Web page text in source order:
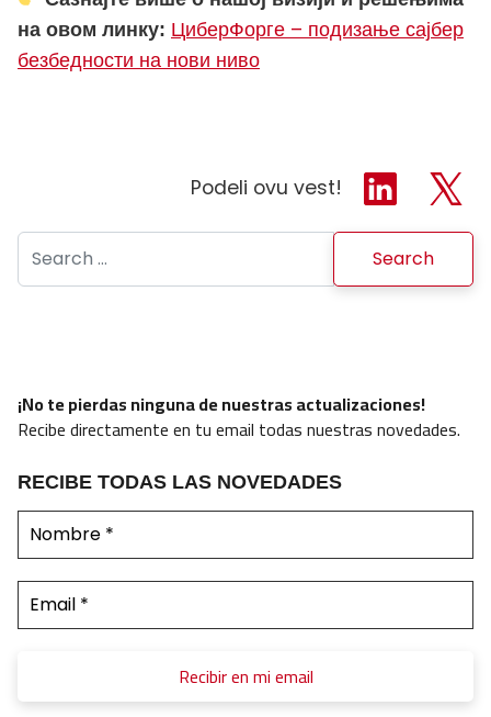
на овом линку: ЦиберФорге – подизање сајбер
безбедности на нови ниво
Podeli ovu vest!
Search for:
¡No te pierdas ninguna de nuestras actualizaciones!
Recibe directamente en tu email todas nuestras novedades.
RECIBE TODAS LAS NOVEDADES